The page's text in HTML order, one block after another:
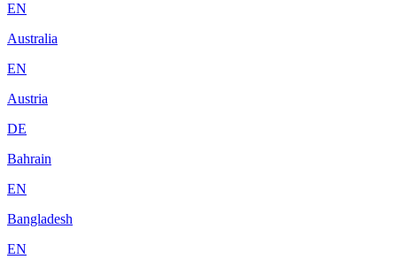
EN
Australia
EN
Austria
DE
Bahrain
EN
Bangladesh
EN